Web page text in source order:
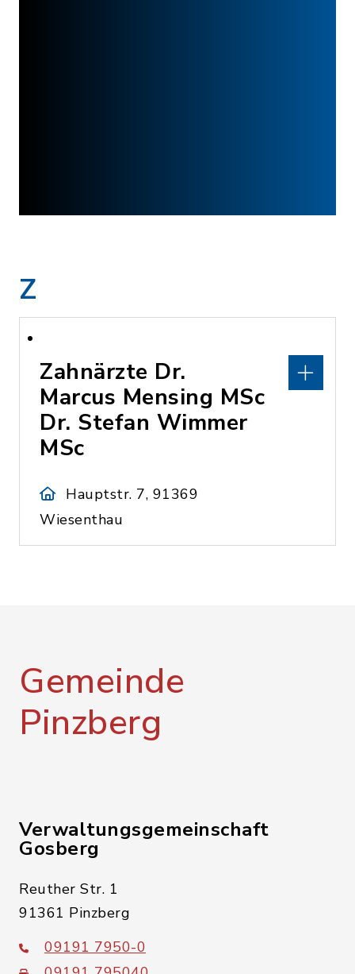
Z
Zahnärzte Dr.
Marcus Mensing MSc
Dr. Stefan Wimmer
MSc
Hauptstr. 7, 91369
Wiesenthau
Gemeinde
Pinzberg
Verwaltungsgemeinschaft
Gosberg
Reuther Str. 1
91361 Pinzberg
09191 7950-0